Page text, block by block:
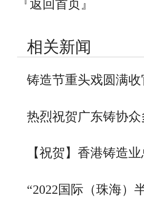
『返回首页』
相关新闻
铸造节重头戏圆满
热烈祝贺广东铸协
【祝贺】香港铸造
“2022国际（珠海